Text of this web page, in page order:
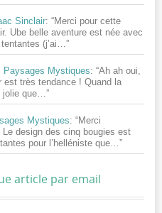
Sinclair: “Merci pour cette
Ube belle aventure est née avec
(j’ai… ”
Paysages Mystiques: “Ah ah oui,
est très tendance ! Quand la
jolie que…”
Mystiques: “Merci
design des cinq bougies est
pour l’helléniste que…”
article par email